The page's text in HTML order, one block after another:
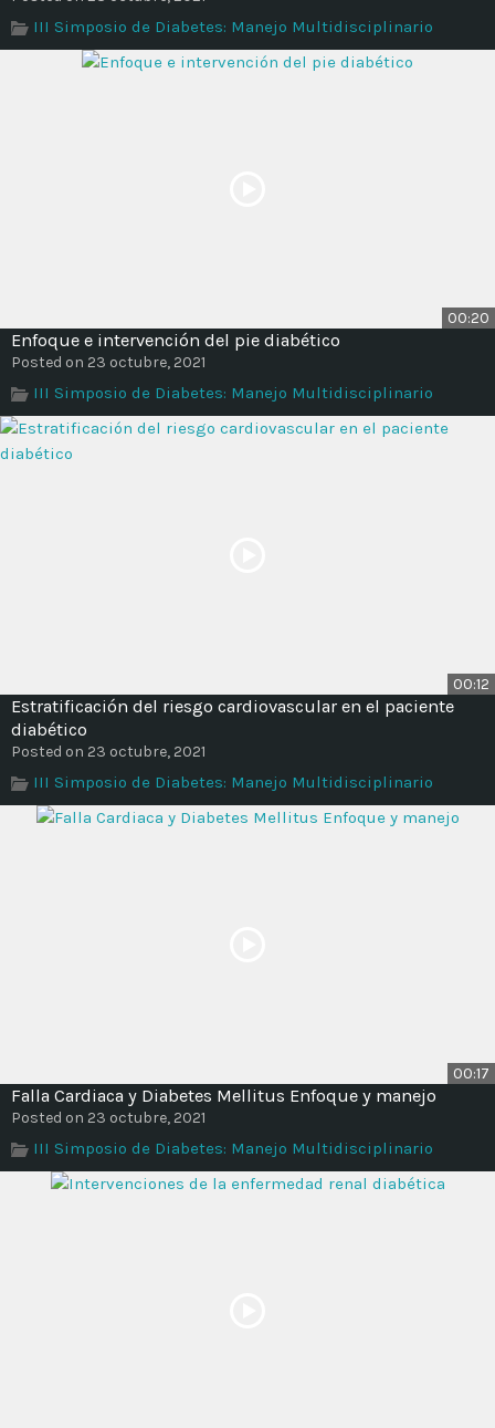
III Simposio de Diabetes: Manejo Multidisciplinario
00:20
Enfoque e intervención del pie diabético
Posted on 23 octubre, 2021
III Simposio de Diabetes: Manejo Multidisciplinario
00:12
Estratificación del riesgo cardiovascular en el paciente
diabético
Posted on 23 octubre, 2021
III Simposio de Diabetes: Manejo Multidisciplinario
00:17
Falla Cardiaca y Diabetes Mellitus Enfoque y manejo
Posted on 23 octubre, 2021
III Simposio de Diabetes: Manejo Multidisciplinario